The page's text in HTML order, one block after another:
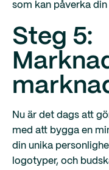
som kan påverka
Steg 5:
Nu är det dags att
med att bygga en
din unika
logotyper, och